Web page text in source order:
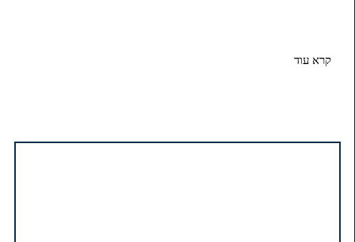
קרא עוד